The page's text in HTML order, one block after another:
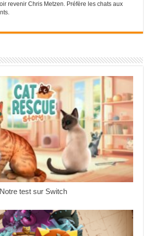
revenir Chris Metzen. Préfère les chats aux
test sur Switch